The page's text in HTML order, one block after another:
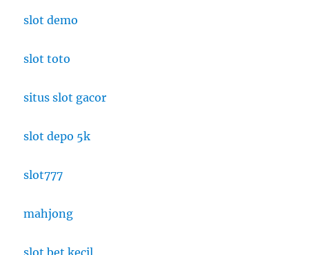
slot demo
slot toto
situs slot gacor
slot depo 5k
slot777
mahjong